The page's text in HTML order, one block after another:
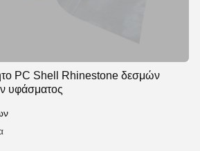
PC Shell Rhinestone δεσμών
υφάσματος